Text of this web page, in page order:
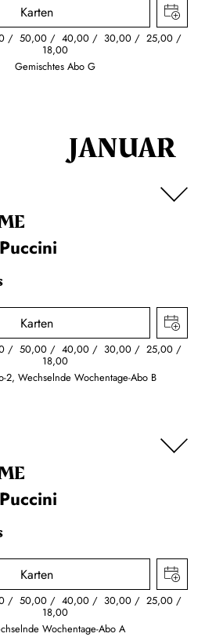
Karten
50,00 40,00 30,00 25,00
18,00
Gemischtes Abo G
JANUAR
Karten
50,00 40,00 30,00 25,00
18,00
2, Wechselnde Wochentage-Abo B
Karten
50,00 40,00 30,00 25,00
18,00
Wochentage-Abo A